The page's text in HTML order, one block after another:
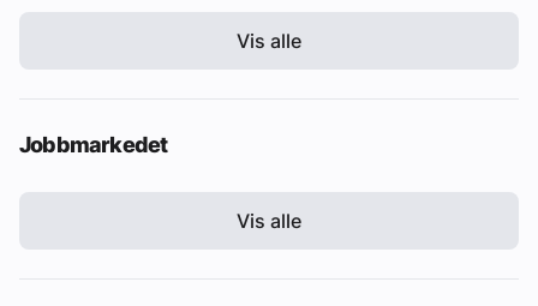
Vis alle
Jobbmarkedet
Vis alle